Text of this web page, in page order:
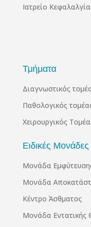
Ιατρείο
Τμήματα
Διαγνωστικός
Παθολογικός
Χειρουργικός
Ειδικές Μονάδες
Μονάδα
Μονάδα
Κέντρο Άσθματος
Μονάδα Εντατικής